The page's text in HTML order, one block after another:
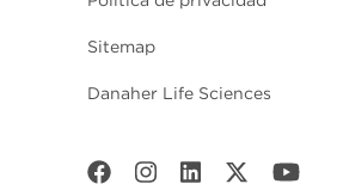
Sitemap
Danaher Life Sciences